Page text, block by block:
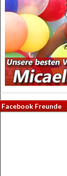
Facebook Freunde